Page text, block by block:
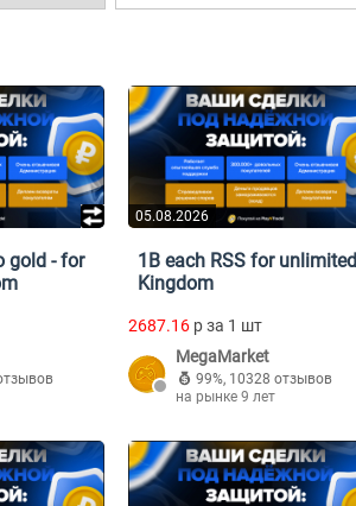
gold - for
05.08.2026
1B each RSS for unlimited
Kingdom
2687.16 p за 1 шт
MegaMarket
99%, 10328 отзывов
на рынке 9 лет